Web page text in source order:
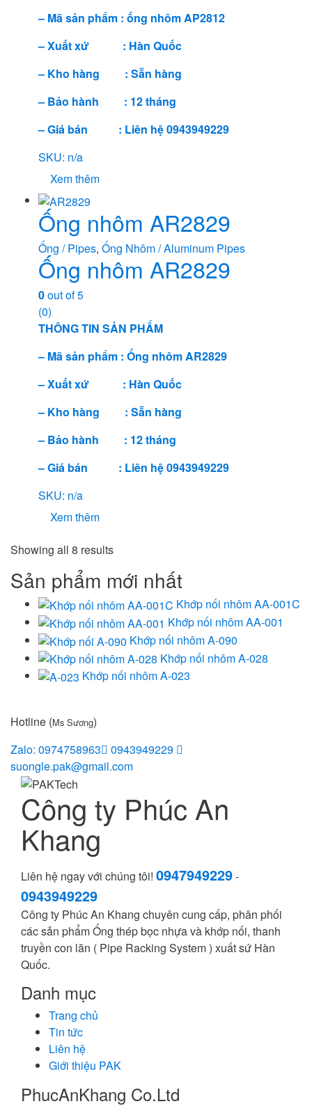
– Mã sản phẩm : ống nhôm AP2812
– Xuất xứ : Hàn Quốc
– Kho hàng : Sẵn hàng
– Bảo hành : 12 tháng
– Giá bán : Liên hệ 0943949229
SKU: n/a
Xem thêm
Ống nhôm AR2829
Ống / Pipes, Ống Nhôm / Aluminum Pipes
Ống nhôm AR2829
0out of 5
(0)
THÔNG TIN SẢN PHẨM
– Mã sản phẩm : Ống nhôm AR2829
– Xuất xứ : Hàn Quốc
– Kho hàng : Sẵn hàng
– Bảo hành : 12 tháng
– Giá bán : Liên hệ 0943949229
SKU: n/a
Xem thêm
Showing all 8 results
Sản phẩm mới nhất
Khớp nối nhôm AA-001C
Khớp nối nhôm AA-001
Khớp nối nhôm A-090
Khớp nối nhôm A-028
Khớp nối nhôm A-023
Hotline (Ms Sương)
Zalo: 0974758963
0943949229
suongle.pak@gmail.com
Công ty Phúc An
Khang
Liên hệ ngay với chúng tôi! 0947949229-
0943949229
Công ty Phúc An Khang chuyên cung cấp, phân phối
các sản phẩm Ống thép bọc nhựa và khớp nối, thanh
truyền con lăn ( Pipe Racking System ) xuất sứ Hàn
Quốc.
Danh mục
Trang chủ
Tin tức
Liên hệ
Giới thiệu PAK
PhucAnKhang Co.Ltd